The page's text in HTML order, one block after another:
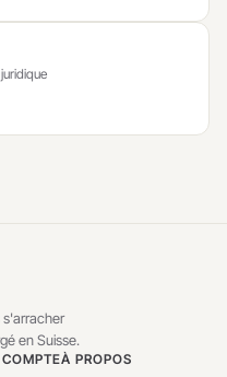
s'arracher
en Suisse.
COMPTEÀ PROPOS